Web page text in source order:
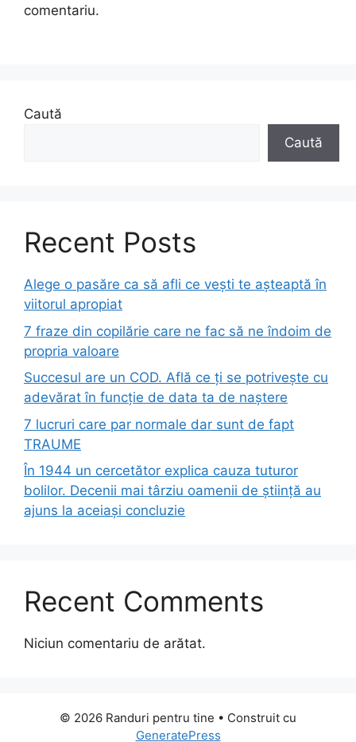
comentariu.
Caută
Caută
Recent Posts
Alege o pasăre ca să afli ce vești te așteaptă în
viitorul apropiat
7 fraze din copilărie care ne fac să ne îndoim de
propria valoare
Succesul are un COD. Află ce ți se potrivește cu
adevărat în funcție de data ta de naștere
7 lucruri care par normale dar sunt de fapt
TRAUME
În 1944 un cercetător explica cauza tuturor
bolilor. Decenii mai târziu oamenii de știință au
ajuns la aceiași concluzie
Recent Comments
Niciun comentariu de arătat.
© 2026 Randuri pentru tine • Construit cu
GeneratePress